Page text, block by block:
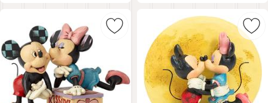
Markera disney Jul - Musse &